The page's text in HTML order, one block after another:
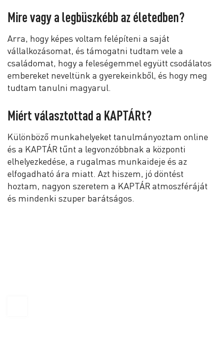
Mire vagy a legbüszkébb az életedben?
Arra, hogy képes voltam felépíteni a saját
vállalkozásomat, és támogatni tudtam vele a
családomat, hogy a feleségemmel együtt csodálatos
embereket neveltünk a gyerekeinkből, és hogy meg
tudtam tanulni magyarul.
Miért választottad a KAPTÁRt?
Különböző munkahelyeket tanulmányoztam online
és a KAPTÁR tűnt a legvonzóbbnak a központi
elhelyezkedése, a rugalmas munkaideje és az
elfogadható ára miatt. Azt hiszem, jó döntést
hoztam, nagyon szeretem a KAPTÁR atmoszféráját
és mindenki szuper barátságos.